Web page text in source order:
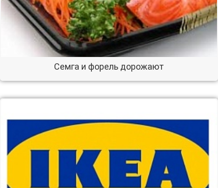
Семга и форель дорожают